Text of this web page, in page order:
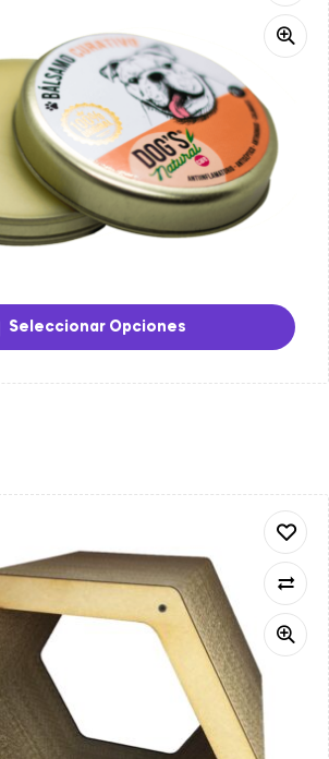
Seleccionar Opciones